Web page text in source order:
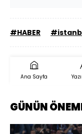
#HABER
Ana Sayfa
GÜNÜN